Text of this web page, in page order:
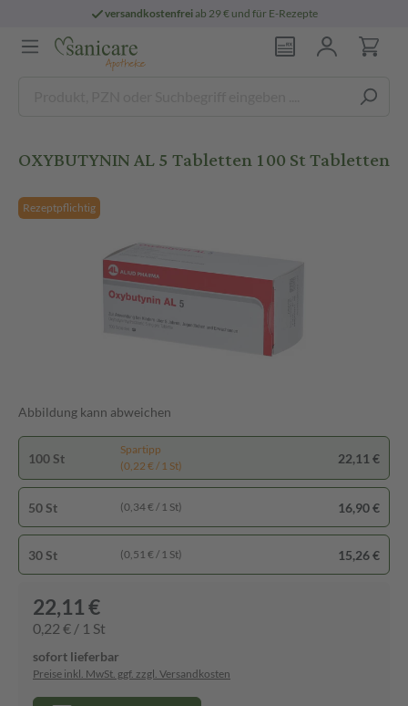
versandkostenfreiab 29 € und für E-Rezepte
OXYBUTYNIN AL 5 Tabletten 100 St Tabletten
Rezeptpflichtig
Abbildung kann abweichen
100 St
Spartipp
(0,22 € / 1 St)
22,11 €
50 St (0,34 € / 1 St) 16,90 €
30 St (0,51 € / 1 St) 15,26 €
22,11 €
0,22 € / 1 St
sofort lieferbar
Preise inkl. MwSt. ggf. zzgl. Versandkosten